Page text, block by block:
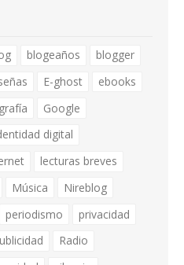
blogeaños
blogger
E-ghost
ebooks
Google
digital
lecturas breves
Música
Nireblog
periodismo
privacidad
Radio